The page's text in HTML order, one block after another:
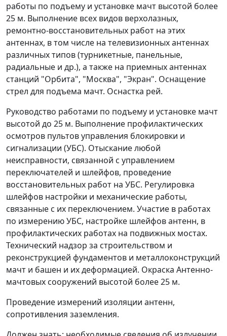
работы по подъему и установке мачт высотой более
25 м. Выполнение всех видов верхолазных,
ремонтно-восстановительных работ на этих
антеннах, в том числе на телевизионных антеннах
различных типов (турникетные, панельные,
радиальные и др.), а также на приемных антеннах
станций "Орбита", "Москва", "Экран". Оснащение
стрел для подъема мачт. Оснастка рей.
Руководство работами по подъему и установке мачт
высотой до 25 м. Выполнение профилактических
осмотров пультов управления блокировки и
сигнализации (УБС). Отыскание любой
неисправности, связанной с управлением
переключателей и шлейфов, проведение
восстановительных работ на УБС. Регулировка
шлейфов настройки и механические работы,
связанные с их переключением. Участие в работах
по измерению УБС, настройке шлейфов антенн, в
профилактических работах на подвижных мостах.
Технический надзор за строительством и
реконструкцией фундаментов и металлоконструкций
мачт и башен и их деформацией. Окраска Антенно-
мачтовых сооружений высотой более 25 м.
Проведение измерений изоляции антенн,
сопротивления заземления.